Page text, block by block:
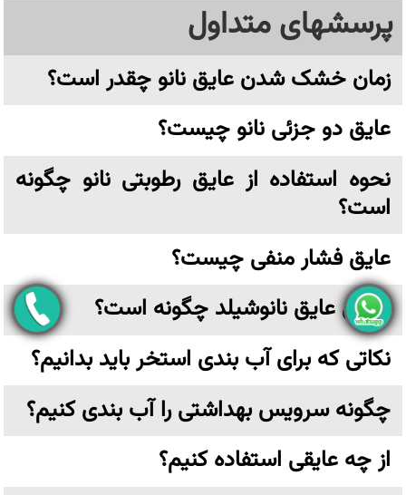
پرسشهای متداول
زمان خشک شدن عایق نانو چقدر است؟
عایق دو جزئی نانو چیست؟
نحوه استفاده از عایق رطوبتی نانو چگونه
است؟
عایق فشار منفی چیست؟
اجرای عایق نانوشیلد چگونه است؟
نکاتی که برای آب بندی استخر باید بدانیم؟
چگونه سرویس بهداشتی را آب بندی کنیم؟
از چه عایقی استفاده کنیم؟